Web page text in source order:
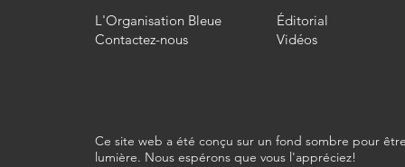
L'Organisation Bleue
Contactez-nous
Éditorial
Vidéos
Ce site web a été conçu sur un fond sombre pour
lumière. Nous espérons que vous l'appréciez!